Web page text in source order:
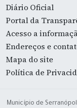
Diário Oficial
Portal da
Acesso a
Endereços e
Mapa do site
Política de
Município de